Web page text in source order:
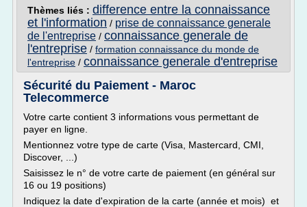
Thèmes liés : difference entre la connaissance
et l'information / prise de connaissance generale
de l'entreprise / connaissance generale de
l'entreprise / formation connaissance du monde de
l'entreprise / connaissance generale d'entreprise
Sécurité du Paiement - Maroc
Telecommerce
Votre carte contient 3 informations vous permettant de
payer en ligne.
Mentionnez votre type de carte (Visa, Mastercard, CMI,
Discover, ...)
Saisissez le n° de votre carte de paiement (en général sur
16 ou 19 positions)
Indiquez la date d'expiration de la carte (année et mois) et